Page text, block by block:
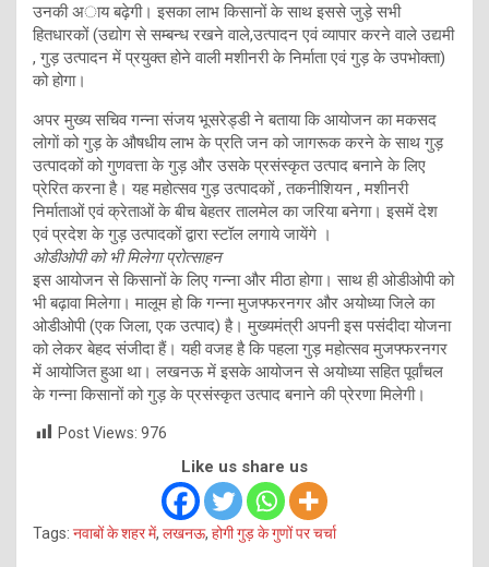
उनकी अाय बढ़ेगी। इसका लाभ किसानों के साथ इससे जुड़े सभी
हितधारकों (उद्योग से सम्बन्ध रखने वाले,उत्पादन एवं व्यापार करने वाले उद्यमी
, गुड़ उत्पादन में प्रयुक्त होने वाली मशीनरी के निर्माता एवं गुड़ के उपभोक्ता)
को होगा।
अपर मुख्य सचिव गन्ना संजय भूसरेड्डी ने बताया कि आयोजन का मकसद
लोगाें को गुड़ के औषधीय लाभ के प्रति जन को जागरूक करने के साथ गुड़
उत्पादकों को गुणवत्ता के गुड़ और उसके प्रसंस्कृत उत्पाद बनाने के लिए
प्रेरित करना है। यह महोत्सव गुड़ उत्पादकों , तकनीशियन , मशीनरी
निर्माताओं एवं क्रेताओं के बीच बेहतर तालमेल का जरिया बनेगा। इसमें देश
एवं प्रदेश के गुड़ उत्पादकों द्वारा स्टॉल लगाये जायेंगे ।
ओडीओपी को भी मिलेगा प्रोत्साहन
इस आयोजन से किसानों के लिए गन्ना और मीठा होगा। साथ ही ओडीओपी को
भी बढ़ावा मिलेगा। मालूम हो कि गन्ना मुजफ्फरनगर और अयोध्या जिले का
ओडीओपी (एक जिला, एक उत्पाद) है। मुख्यमंत्री अपनी इस पसंदीदा योजना
को लेकर बेहद संजीदा हैं। यही वजह है कि पहला गुड़ महोत्सव मुजफ्फरनगर
में आयोजित हुआ था। लखनऊ में इसके आयोजन से अयोध्या सहित पूर्वांचल
के गन्ना किसानों को गुड़ के प्रसंस्कृत उत्पाद बनाने की प्रेरणा मिलेगी।
Post Views: 976
Like us share us
Tags: नवाबों के शहर में, लखनऊ, होगी गुड़ के गुणों पर चर्चा